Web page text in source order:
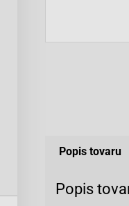
Popis tovaru
Popis